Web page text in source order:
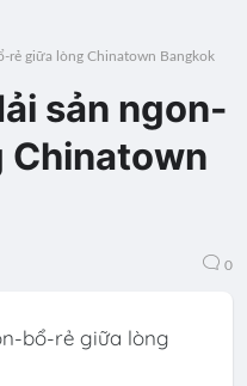
rẻ giữa lòng Chinatown Bangkok
sản ngon-
Chinatown
0
bổ-rẻ giữa lòng